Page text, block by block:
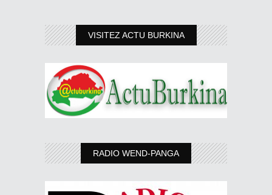
VISITEZ ACTU BURKINA
RADIO WEND-PANGA